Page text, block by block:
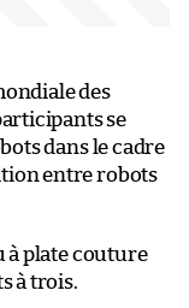
des
se
dans le cadre
entre robots
à plate couture
à trois.